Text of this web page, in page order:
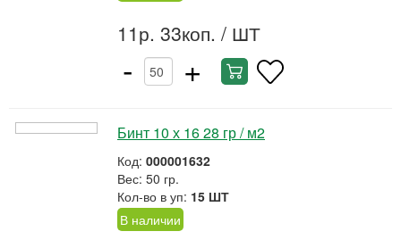
11р. 33коп. / ШТ
- +
Бинт 10 х 16 28 гр / м2
Код: 000001632
Вес: 50 гр.
Кол-во в уп: 15 ШТ
В наличии